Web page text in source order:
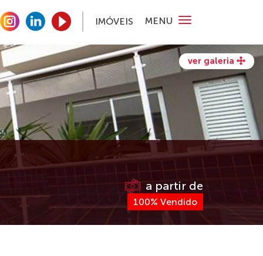
MENU
IMÓVEIS
a partir de
100% Vendido
ver galeria